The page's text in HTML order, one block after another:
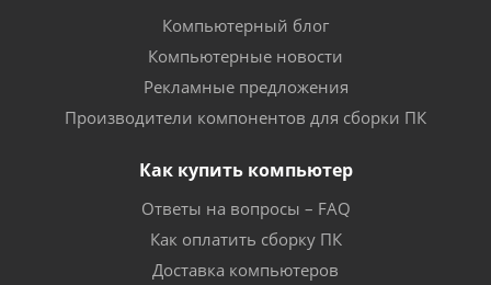
Компьютерный блог
Компьютерные новости
Рекламные предложения
Производители компонентов для сборки ПК
Как купить компьютер
Ответы на вопросы – FAQ
Как оплатить сборку ПК
Доставка компьютеров